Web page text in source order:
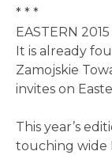
* * *
EASTERN 2015
It is already
Zamojskie
invites on
This year’s
touching wide